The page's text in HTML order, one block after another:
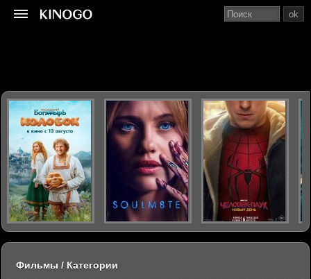
ok
Фильмы / Категории